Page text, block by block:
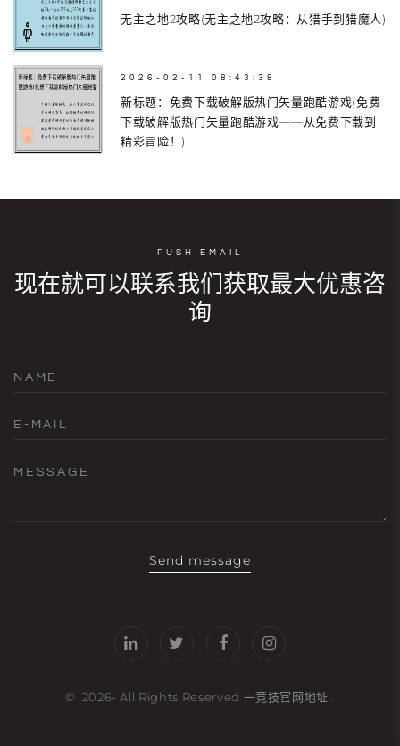
无主之地2攻略(无主之地2攻略：从猎手到猎魔人)
2026-02-11 08:43:38
新标题：免费下载破解版热门矢量跑酷游戏(免费
下载破解版热门矢量跑酷游戏——从免费下载到
精彩冒险！)
PUSH EMAIL
现在就可以联系我们获取最大优惠咨
询
NAME
E-MAIL
MESSAGE
Send message
© 2026- All Rights Reserved 一竞技官网地址